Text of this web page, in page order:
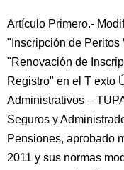
Artículo Primero.-
"Inscripción de Peritos
"Renovación de
Registro" en el T exto
Administrativos –
Seguros y
Pensiones, aprobado
2011 y sus normas